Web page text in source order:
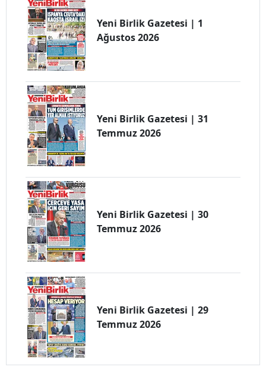
Yeni Birlik Gazetesi | 1
Ağustos 2026
Yeni Birlik Gazetesi | 31
Temmuz 2026
Yeni Birlik Gazetesi | 30
Temmuz 2026
Yeni Birlik Gazetesi | 29
Temmuz 2026